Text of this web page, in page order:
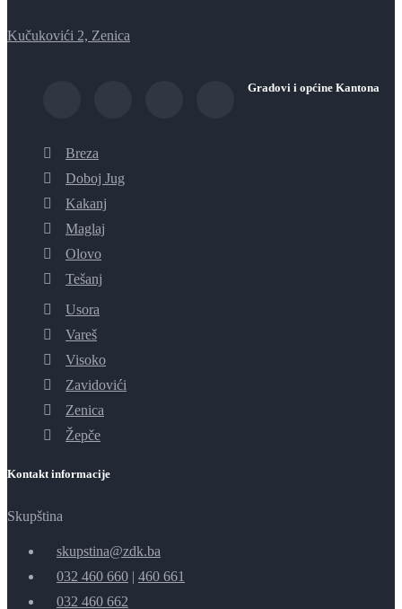
Kučukovići 2, Zenica
Gradovi i općine Kantona
Breza
Doboj Jug
Kakanj
Maglaj
Olovo
Tešanj
Usora
Vareš
Visoko
Zavidovići
Zenica
Žepče
Kontakt informacije
Skupština
skupstina@zdk.ba
032 460 660 | 460 661
032 460 662